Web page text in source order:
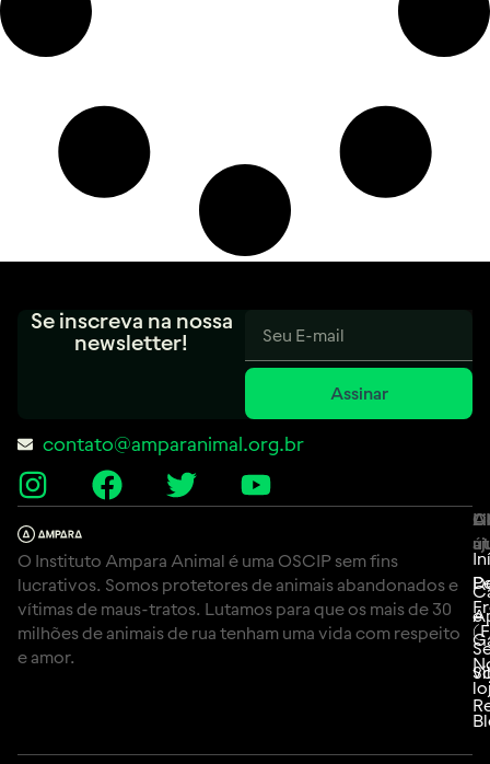
Se inscreva na nossa
newsletter!
Assinar
contato@amparanimal.org.br
O Instituto Ampara Animal é uma OSCIP sem fins
lucrativos. Somos protetores de animais abandonados e
vítimas de maus-tratos. Lutamos para que os mais de 30
milhões de animais de rua tenham uma vida com respeito
e amor.
e